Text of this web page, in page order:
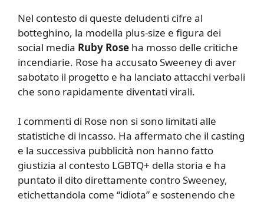
Nel contesto di queste deludenti cifre al
botteghino, la modella plus-size e figura dei
social media Ruby Rose ha mosso delle critiche
incendiarie. Rose ha accusato Sweeney di aver
sabotato il progetto e ha lanciato attacchi verbali
che sono rapidamente diventati virali.
I commenti di Rose non si sono limitati alle
statistiche di incasso. Ha affermato che il casting
e la successiva pubblicità non hanno fatto
giustizia al contesto LGBTQ+ della storia e ha
puntato il dito direttamente contro Sweeney,
etichettandola come “idiota” e sostenendo che